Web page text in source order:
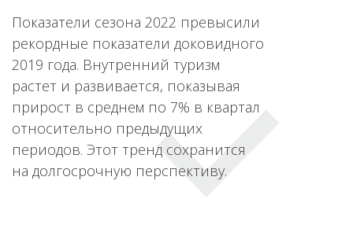
Показатели сезона 2022 превысили
рекордные показатели доковидного
2019 года. Внутренний туризм
растет и развивается, показывая
прирост в среднем по 7% в квартал
относительно предыдущих
периодов. Этот тренд сохранится
на долгосрочную перспективу.